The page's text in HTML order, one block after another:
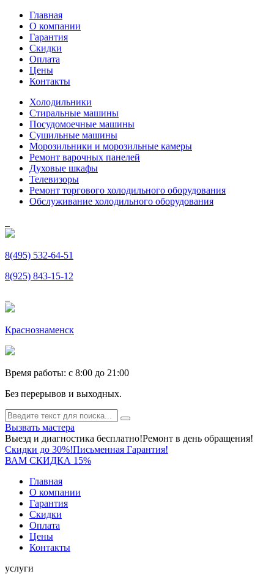
Главная
О компании
Гарантия
Скидки
Оплата
Цены
Контакты
Холодильники
Стиральные машины
Посудомоечные машины
Сушильные машины
Морозильники и морозильные камеры
Ремонт варочных панелей
Духовые шкафы
Телевизоры
Ремонт торгового холодильного оборудования
Обслуживание холодильного оборудования
8(495) 532-64-51
8(925) 843-15-12
Краснознаменск
Время работы: c 8:00 до 21:00
Без перерывов и выходных.
Вызвать мастера
Выезд и диагностика бесплатно!Ремонт в день обращения!
Скидки до 30%!Письменная Гарантия!
ВАМ СКИДКА 15%
Главная
О компании
Гарантия
Скидки
Оплата
Цены
Контакты
услуги